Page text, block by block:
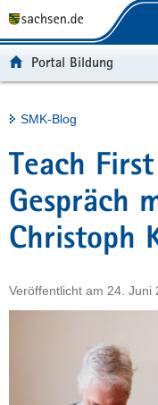
t
b
e
r
g
f
u
n
h
a
l
e
v
c
e
Portalübergreifende
Portal Bildung
Hauptinhalt
SMK-Blog
Teach
Gespräch
Christoph
Veröffentlicht am 24. Juni